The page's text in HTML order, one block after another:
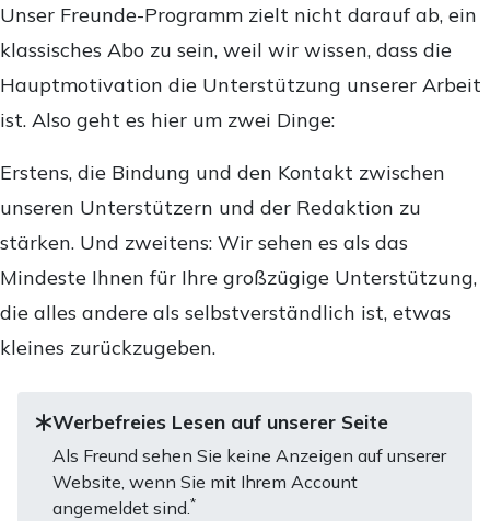
Unser Freunde-Programm zielt nicht darauf ab, ein
klassisches Abo zu sein, weil wir wissen, dass die
Hauptmotivation die Unterstützung unserer Arbeit
ist. Also geht es hier um zwei Dinge:
Erstens, die Bindung und den Kontakt zwischen
unseren Unterstützern und der Redaktion zu
stärken. Und zweitens: Wir sehen es als das
Mindeste Ihnen für Ihre großzügige Unterstützung,
die alles andere als selbstverständlich ist, etwas
kleines zurückzugeben.
Werbefreies Lesen auf unserer Seite
Als Freund sehen Sie keine Anzeigen auf unserer
Website, wenn Sie mit Ihrem Account
angemeldet sind.*